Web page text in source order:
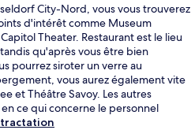
City-Nord, vous vous trouverez
d'intérêt comme Museum
Theater. Restaurant est le lieu
qu'après vous être bien
pourrez siroter un verre au
vous aurez également vite
et Théâtre Savoy. Les autres
ce qui concerne le personnel
à une très courte distance à pied